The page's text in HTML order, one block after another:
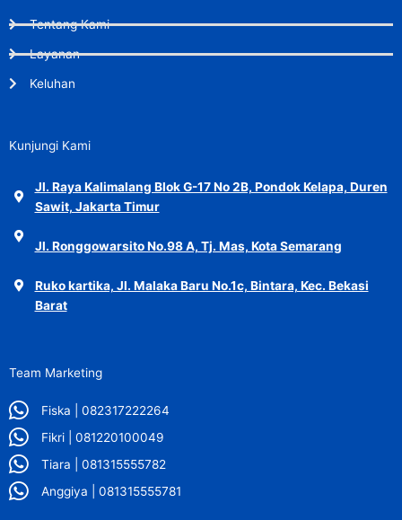
Tentang Kami
Layanan
Keluhan
Kunjungi Kami
Jl. Raya Kalimalang Blok G-17 No 2B, Pondok Kelapa, Duren
Sawit, Jakarta Timur
Jl. Ronggowarsito No.98 A, Tj. Mas, Kota Semarang
Ruko kartika, Jl. Malaka Baru No.1c, Bintara, Kec. Bekasi
Barat
Team Marketing
Fiska | 082317222264
Fikri | 081220100049
Tiara | 081315555782
Anggiya | 081315555781